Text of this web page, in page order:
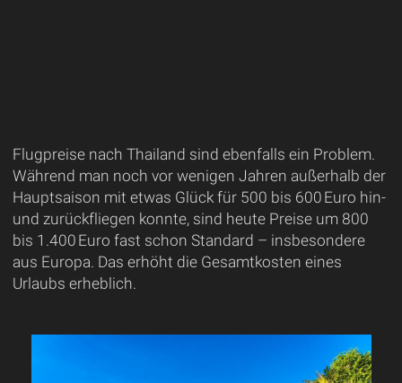
Flugpreise nach Thailand sind ebenfalls ein Problem.
Während man noch vor wenigen Jahren außerhalb der
Hauptsaison mit etwas Glück für 500 bis 600 Euro hin-
und zurückfliegen konnte, sind heute Preise um 800
bis 1.400 Euro fast schon Standard – insbesondere
aus Europa. Das erhöht die Gesamtkosten eines
Urlaubs erheblich.